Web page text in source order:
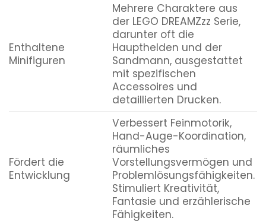
Enthaltene
Minifiguren
Mehrere Charaktere aus
der LEGO DREAMZzz Serie,
darunter oft die
Haupthelden und der
Sandmann, ausgestattet
mit spezifischen
Accessoires und
detaillierten Drucken.
Fördert die
Entwicklung
Verbessert Feinmotorik,
Hand-Auge-Koordination,
räumliches
Vorstellungsvermögen und
Problemlösungsfähigkeiten.
Stimuliert Kreativität,
Fantasie und erzählerische
Fähigkeiten.